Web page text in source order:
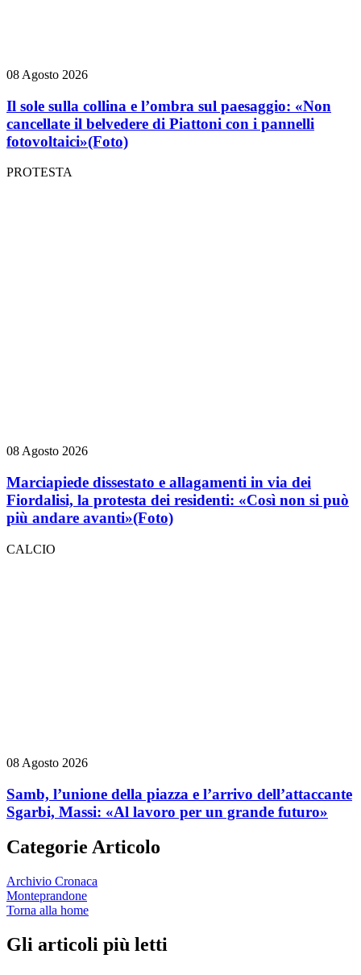
08 Agosto 2026
Il sole sulla collina e l’ombra sul paesaggio: «Non
cancellate il belvedere di Piattoni con i pannelli
fotovoltaici»(Foto)
PROTESTA
08 Agosto 2026
Marciapiede dissestato e allagamenti in via dei
Fiordalisi, la protesta dei residenti: «Così non si può
più andare avanti»(Foto)
CALCIO
08 Agosto 2026
Samb, l’unione della piazza e l’arrivo dell’attaccante
Sgarbi, Massi: «Al lavoro per un grande futuro»
Categorie Articolo
Archivio Cronaca
Monteprandone
Torna alla home
Gli articoli più letti